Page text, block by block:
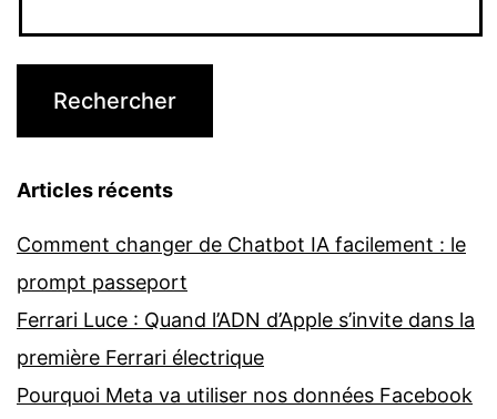
Articles récents
Comment changer de Chatbot IA facilement : le
prompt passeport
Ferrari Luce : Quand l’ADN d’Apple s’invite dans la
première Ferrari électrique
Pourquoi Meta va utiliser nos données Facebook